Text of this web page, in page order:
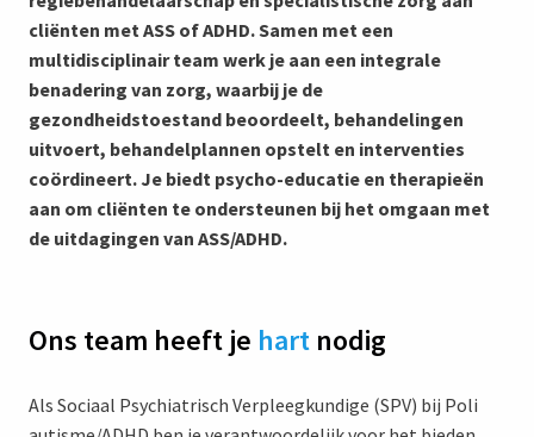
cliënten met ASS of ADHD. Samen met een
multidisciplinair team werk je aan een integrale
benadering van zorg, waarbij je de
gezondheidstoestand beoordeelt, behandelingen
uitvoert, behandelplannen opstelt en interventies
coördineert. Je biedt psycho-educatie en therapieën
aan om cliënten te ondersteunen bij het omgaan met
de uitdagingen van ASS/ADHD.
Ons team heeft je hart nodig
Als Sociaal Psychiatrisch Verpleegkundige (SPV) bij Poli